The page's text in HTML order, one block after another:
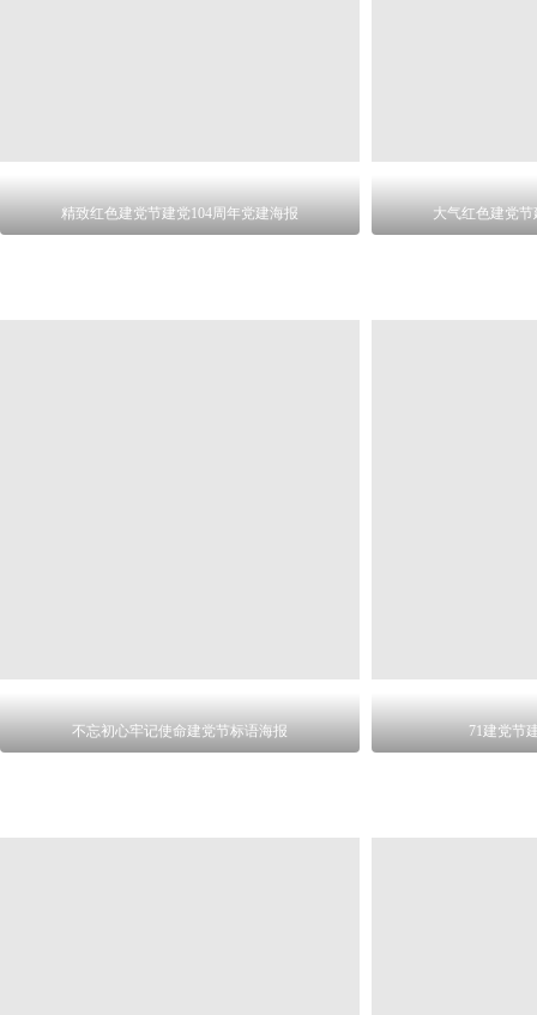
精致红色建党节建党104周年党建海报 大气红色建党
不忘初心牢记使命建党节标语海报 71建党节